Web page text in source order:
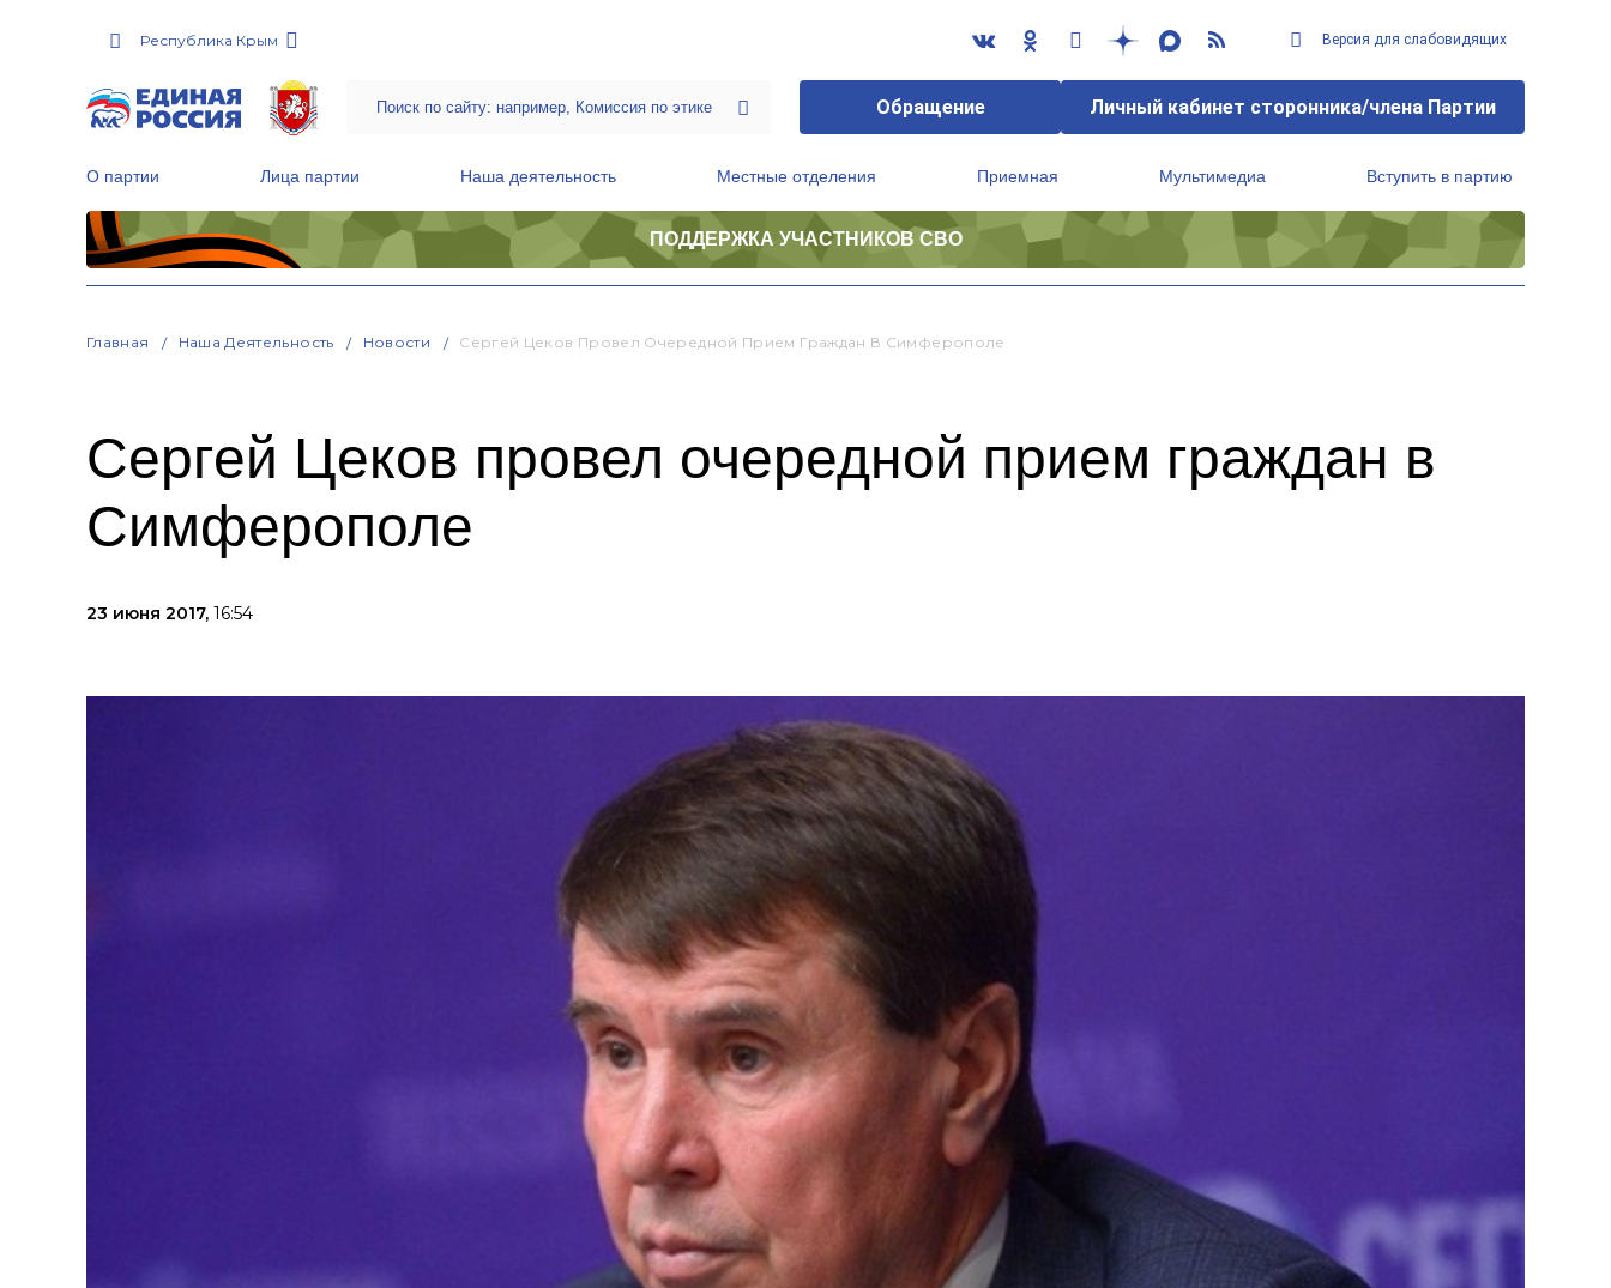
Республика Крым Версия для слабовидящих
Обращение Личный кабинет сторонника/члена Партии
О партии Лица партии Наша деятельность Местные отделения Приемная Мультимедиа Вступить в партию
ПОДДЕРЖКА УЧАСТНИКОВ СВО
Главная Наша Деятельность Новости Сергей Цеков Провел Очередной Прием Граждан В Симферополе
Сергей Цеков провел очередной прием граждан в
Симферополе
23 июня 2017, 16:54